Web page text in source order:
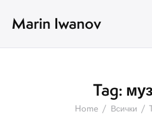
Marin Iwanov
Tag:
Home Всички